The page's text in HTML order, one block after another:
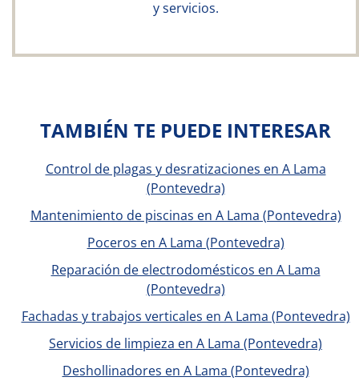
y servicios.
TAMBIÉN TE PUEDE INTERESAR
Control de plagas y desratizaciones en A Lama
(Pontevedra)
Mantenimiento de piscinas en A Lama (Pontevedra)
Poceros en A Lama (Pontevedra)
Reparación de electrodomésticos en A Lama
(Pontevedra)
Fachadas y trabajos verticales en A Lama (Pontevedra)
Servicios de limpieza en A Lama (Pontevedra)
Deshollinadores en A Lama (Pontevedra)